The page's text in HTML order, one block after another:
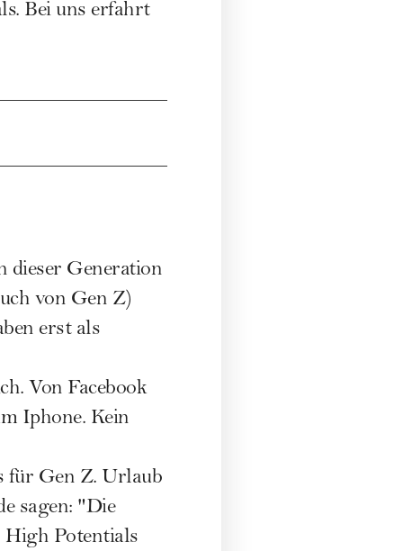
Bei uns erfahrt
dieser Generation
von Gen Z)
erst als
Von Facebook
Iphone. Kein
für Gen Z. Urlaub
sagen: "Die
High Potentials